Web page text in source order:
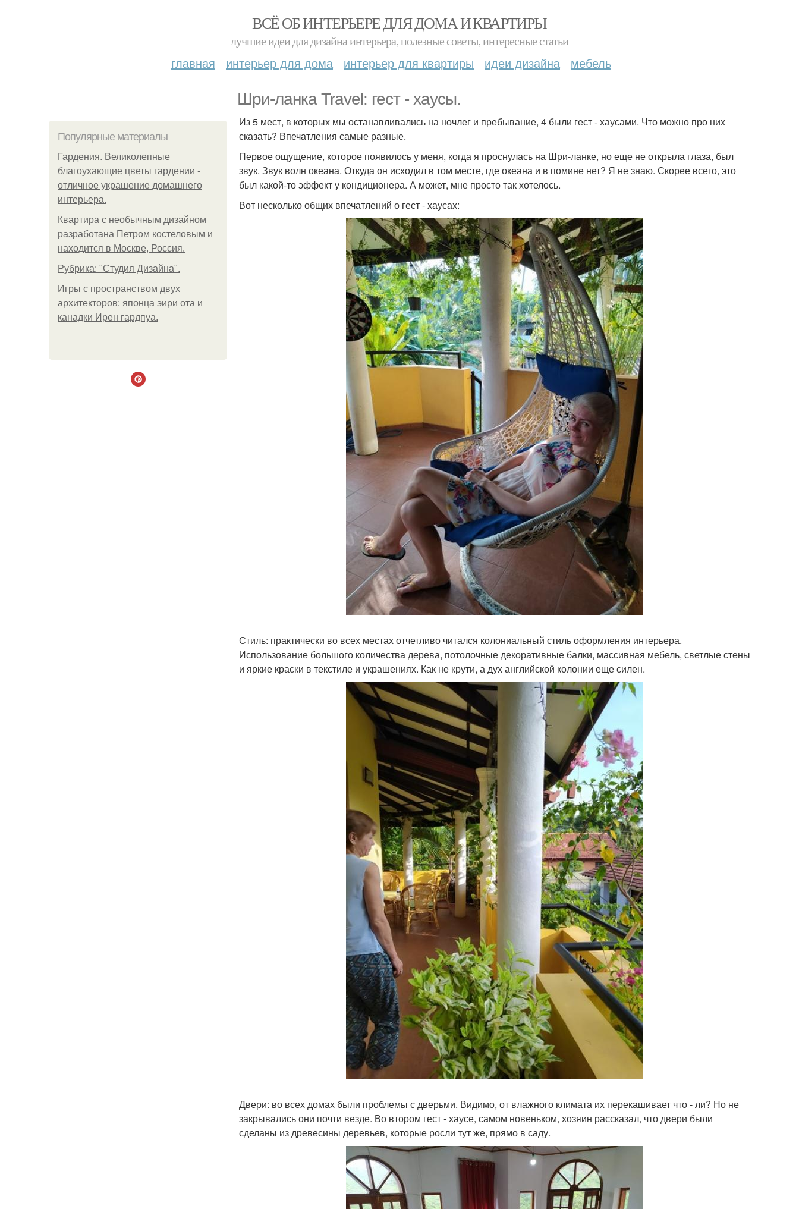
ВСЁ ОБ ИНТЕРЬЕРЕ ДЛЯ ДОМА И КВАРТИРЫ
лучшие идеи для дизайна интерьера, полезные советы, интересные статьи
главная интерьер для дома интерьер для квартиры идеи дизайна мебель
Шри-ланка Travel: гест - хаусы.
Популярные материалы
Гардения. Великолепные
благоухающие цветы гардении -
отличное украшение домашнего
интерьера.
Квартира с необычным дизайном
разработана Петром костеловым и
находится в Москве, Россия.
Рубрика: "Студия Дизайна".
Игры с пространством двух
архитекторов: японца эири ота и
канадки Ирен гардпуа.
Из 5 мест, в которых мы останавливались на ночлег и пребывание, 4 были гест - хаусами. Что можно про них
сказать? Впечатления самые разные.
Первое ощущение, которое появилось у меня, когда я проснулась на Шри-ланке, но еще не открыла глаза, был
звук. Звук волн океана. Откуда он исходил в том месте, где океана и в помине нет? Я не знаю. Скорее всего, это
был какой-то эффект у кондиционера. А может, мне просто так хотелось.
Вот несколько общих впечатлений о гест - хаусах:
Стиль: практически во всех местах отчетливо читался колониальный стиль оформления интерьера.
Использование большого количества дерева, потолочные декоративные балки, массивная мебель, светлые стены
и яркие краски в текстиле и украшениях. Как не крути, а дух английской колонии еще силен.
Двери: во всех домах были проблемы с дверьми. Видимо, от влажного климата их перекашивает что - ли? Но не
закрывались они почти везде. Во втором гест - хаусе, самом новеньком, хозяин рассказал, что двери были
сделаны из древесины деревьев, которые росли тут же, прямо в саду.